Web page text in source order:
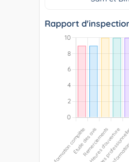
Rapport